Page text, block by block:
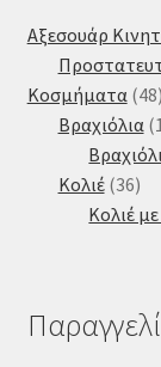
Αξεσουάρ
Κοσμήματα 48
Βραχιόλια
Κολιέ 3636
Κολιέ